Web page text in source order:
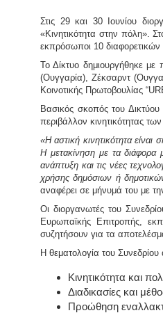
Στις 29 και 30 Ιουνίου
«Κινητικότητα στην πόλη».
εκπρόσωποι 10
Το Δίκτυο δημιουργήθηκε
(Ουγγαρία),Ζέκσαρντ
Κοινοτικής Πρωτοβουλίας
Βασικός σκοπός του
περιβάλλον κινητικότητας
«Η αστική κινητικότητα
Η μετακίνηση με τα διάφορα
ανάπτυξη και τις νέες
χρήσης δημόσιων ή
αναφέρει σε μήνυμά του με
Οι διοργανωτές του
Ευρωπαϊκής Επιτροπής,
συζητήσουν για τα
Η θεματολογία του
Kινητικότητα και
Διαδικασίες και
Προώθηση